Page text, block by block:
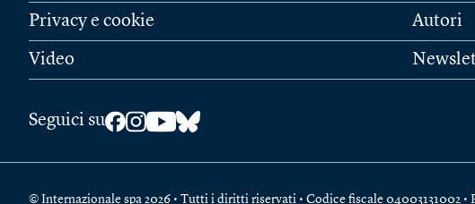
Privacy e cookie
Video
Autori
Seguici su
© Internazionale spa 2026 • Tutti i diritti riservati • Codice fiscale 04003131002 •